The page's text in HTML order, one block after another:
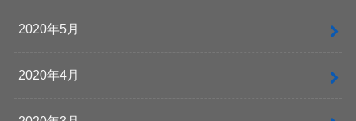
2020年5月
2020年4月